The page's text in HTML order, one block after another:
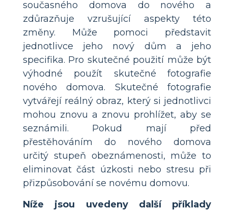
současného domova do nového a
zdůrazňuje vzrušující aspekty této
změny. Může pomoci představit
jednotlivce jeho nový dům a jeho
specifika. Pro skutečné použití může být
výhodné použít skutečné fotografie
nového domova. Skutečné fotografie
vytvářejí reálný obraz, který si jednotlivci
mohou znovu a znovu prohlížet, aby se
seznámili. Pokud mají před
přestěhováním do nového domova
určitý stupeň obeznámenosti, může to
eliminovat část úzkosti nebo stresu při
přizpůsobování se novému domovu.
Níže jsou uvedeny další příklady